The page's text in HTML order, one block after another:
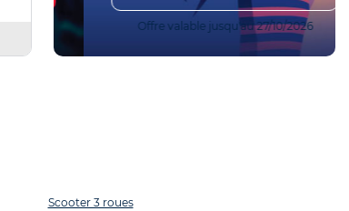
Offre valable jusqu'au 27/10/2026
Scooter 3 roues